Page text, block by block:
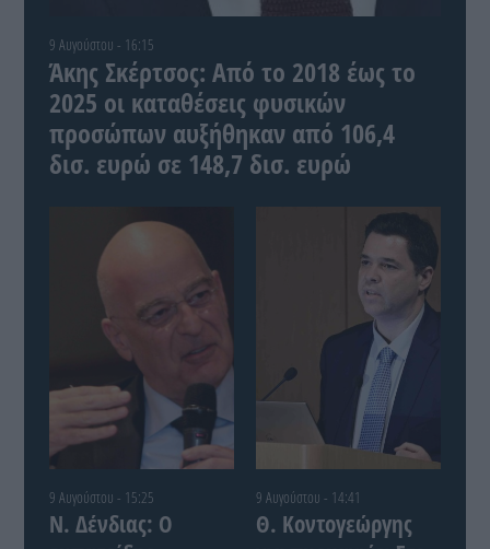
9 Αυγούστου - 16:15
Άκης Σκέρτσος: Από το 2018 έως το
2025 οι καταθέσεις φυσικών
προσώπων αυξήθηκαν από 106,4
δισ. ευρώ σε 148,7 δισ. ευρώ
9 Αυγούστου - 15:25
Ν. Δένδιας: Ο
9 Αυγούστου - 14:41
Θ. Κοντογεώργης